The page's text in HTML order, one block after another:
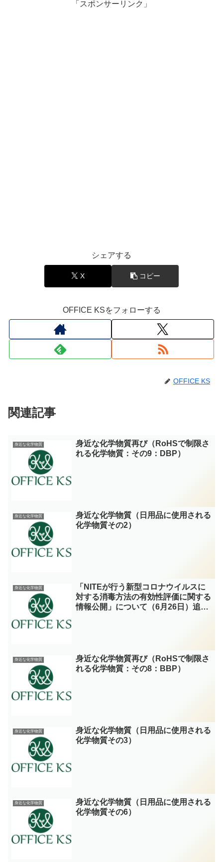
「スポンサーリンク」
シェアする
X コピー
OFFICE KSをフォローする
OFFICE KS
関連記事
身近な化学物質
身近な化学物質再び（RoHSで制限さ
れる化学物質：その9：DBP）
身近な化学物質
身近な化学物質（日用品に使用される
化学物質その2）
身近な化学物質
「NITEが行う新型コロナウイルスに
対する消毒方法の有効性評価に関する
情報公開」について（6月26日）追加
身近な化学物質
身近な化学物質再び（RoHSで制限さ
れる化学物質：その8：BBP）
身近な化学物質
身近な化学物質（日用品に使用される
化学物質その3）
身近な化学物質
身近な化学物質（日用品に使用される
化学物質その6）